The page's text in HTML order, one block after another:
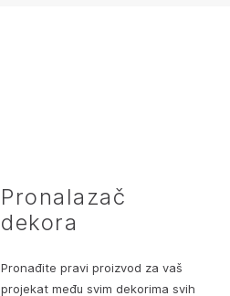
Pronalazač
dekora
Pronađite pravi proizvod za vaš
projekat među svim dekorima svih